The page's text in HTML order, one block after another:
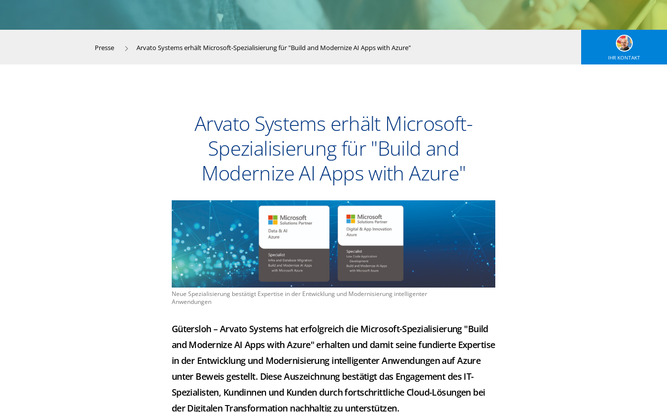
Presse Arvato Systems erhält Microsoft-Spezialisierung für "Build and Modernize AI Apps with Azure"
IHR KONTAKT
Arvato Systems erhält Microsoft-
Spezialisierung für "Build and
Modernize AI Apps with Azure"
Neue Spezialisierung bestätigt Expertise in der Entwicklung und Modernisierung intelligenter
Anwendungen
Gütersloh – Arvato Systems hat erfolgreich die Microsoft-Spezialisierung "Build
and Modernize AI Apps with Azure" erhalten und damit seine fundierte Expertise
in der Entwicklung und Modernisierung intelligenter Anwendungen auf Azure
unter Beweis gestellt. Diese Auszeichnung bestätigt das Engagement des IT-
Spezialisten, Kundinnen und Kunden durch fortschrittliche Cloud-Lösungen bei
der Digitalen Transformation nachhaltig zu unterstützen.